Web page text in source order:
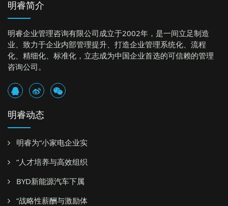
明睿简介
明睿企业管理咨询有限公司成立于2002年，是一间立足制造
业、致力于企业内部管理提升、打造企业管理系统化、流程
化、精细化、标准化，立志成为中国企业首选的可信赖的管理
咨询公司。
明睿动态
明睿为“小家电企业实
“人才培养与高效组织
BYD新能源汽车下属
“战略性薪酬与激励体